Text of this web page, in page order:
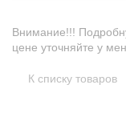
Внимание!!!
цене уточняйте у
К списку товаров